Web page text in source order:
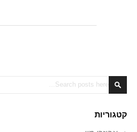
Search
Search
קטגוריות